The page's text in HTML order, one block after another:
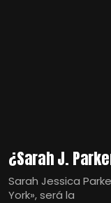
¿Sarah J.
Sarah Jessica
York», será la